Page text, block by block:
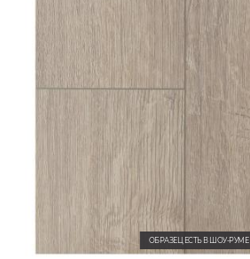
ОБРАЗЕЦ ЕСТЬ В ШОУ-РУМЕ